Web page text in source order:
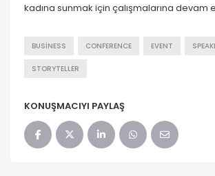
kadına sunmak için çalışmalarına devam
BUSINESS CONFERENCE EVENT
STORYTELLER
KONUŞMACIYI PAYLAŞ